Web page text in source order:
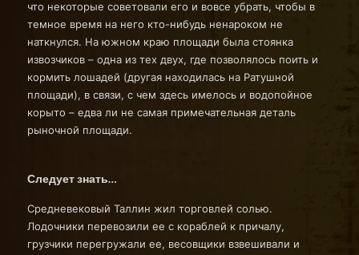
что некоторые советовали его и вовсе убрать, чтобы в
темное время на него кто-нибудь ненароком не
наткнулся. На южном краю площади была стоянка
извозчиков – одна из тех двух, где позволялось поить и
кормить лошадей (другая находилась на Ратушной
площади), в связи, с чем здесь имелось и водопойное
корыто – едва ли не самая примечательная деталь
рыночной площади.
Следует знать…
Средневековый Таллин жил торговлей солью.
Лодочники перевозили ее с кораблей к причалу,
грузчики перегружали ее, весовщики взвешивали и